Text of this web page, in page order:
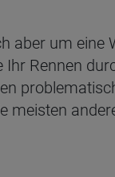
aber um
Rennen